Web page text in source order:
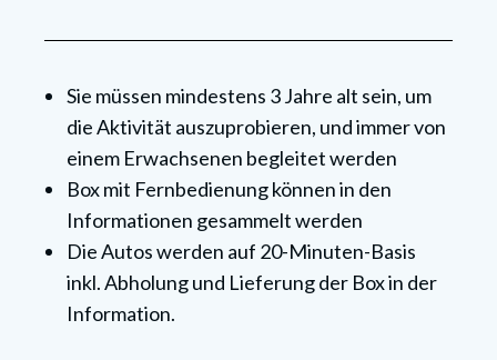
Sie müssen mindestens 3 Jahre alt sein, um
die Aktivität auszuprobieren, und immer von
einem Erwachsenen begleitet werden
Box mit Fernbedienung können in den
Informationen gesammelt werden
Die Autos werden auf 20-Minuten-Basis
inkl. Abholung und Lieferung der Box in der
Information.